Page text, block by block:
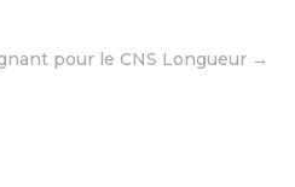
pour le CNS Longueur→